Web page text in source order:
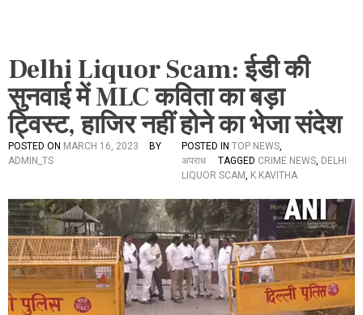
Delhi Liquor Scam: ईडी की
सुनवाई में MLC कविता का बड़ा
ट्विस्ट, हाजिर नहीं होने का भेजा संदेश
POSTED ON MARCH 16, 2023
BY
ADMIN_TS
POSTED IN TOP NEWS,
अपराध
TAGGED CRIME NEWS, DELHI
LIQUOR SCAM, K KAVITHA